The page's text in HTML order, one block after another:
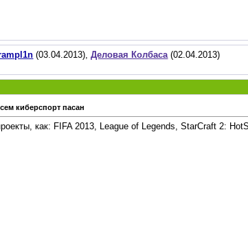
(03.04.2013),Деловая Колбаса(02.04.2013)
киберспорт пасан
как: FIFA 2013, League of Legends, StarCraft 2: